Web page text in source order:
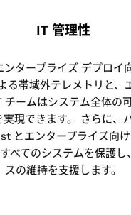
IT 管理性
タープライズ デプロイ
る帯域外テレメトリと、
チームはシステム全体の
現できます。 さらに、
とエンタープライズ向
べてのシステムを保護し
スの維持を支援します。